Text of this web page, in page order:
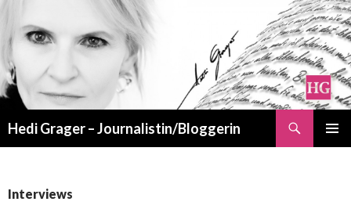
Hedi Grager – Journalistin/Bloggerin
Interviews